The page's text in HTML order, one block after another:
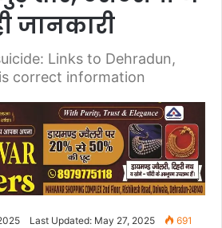
जानकारी
Links to Dehradun,
correct information
Last Updated: May 27, 2025 691